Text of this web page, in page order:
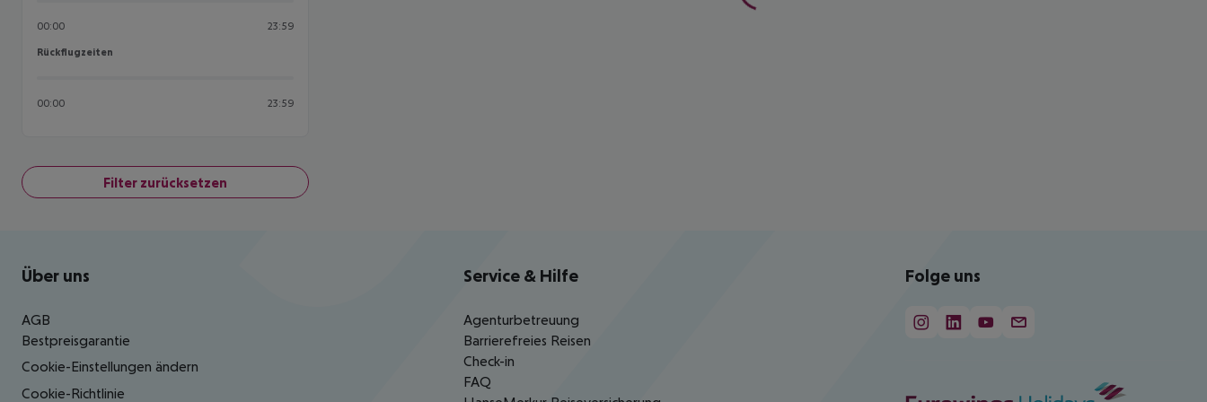
00:00 23:59
Rückflugzeiten
Rückflugzeiten
00:00 23:59
Filter zurücksetzen
Footer navigation
Über uns
AGB
Bestpreisgarantie
Cookie-Einstellungen ändern
Cookie-Richtlinie
Service & Hilfe
Agenturbetreuung
Barrierefreies Reisen
Check-in
FAQ
Folge uns